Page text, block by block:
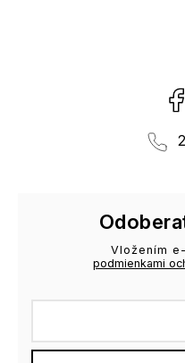
Vložením
podmienkami